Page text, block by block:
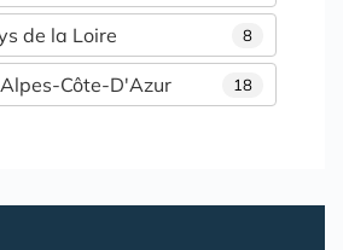
8
de la Loire
18
Côte-D'Azur